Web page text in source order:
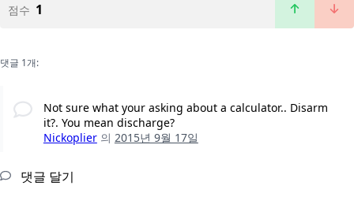
점수 1
댓글 1개:
Not sure what your asking about a calculator.. Disarm
it?. You mean discharge?
Nickoplier 의 2015년 9월 17일
댓글 달기